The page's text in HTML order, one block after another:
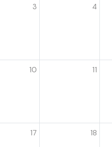
3 4
10 11
17 18